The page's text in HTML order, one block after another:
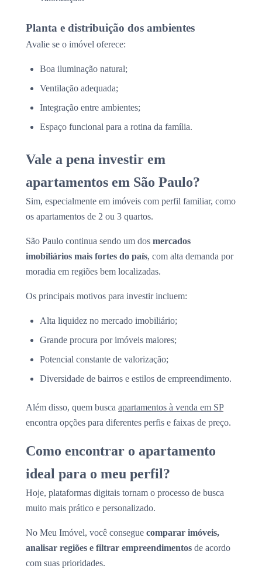
Planta e distribuição dos ambientes
Avalie se o imóvel oferece:
Boa iluminação natural;
Ventilação adequada;
Integração entre ambientes;
Espaço funcional para a rotina da família.
Vale a pena investir em
apartamentos em São Paulo?
Sim, especialmente em imóveis com perfil familiar, como
os apartamentos de 2 ou 3 quartos.
São Paulo continua sendo um dos mercados
imobiliários mais fortes do país, com alta demanda por
moradia em regiões bem localizadas.
Os principais motivos para investir incluem:
Alta liquidez no mercado imobiliário;
Grande procura por imóveis maiores;
Potencial constante de valorização;
Diversidade de bairros e estilos de empreendimento.
Além disso, quem busca apartamentos à venda em SP
encontra opções para diferentes perfis e faixas de preço.
Como encontrar o apartamento
ideal para o meu perfil?
Hoje, plataformas digitais tornam o processo de busca
muito mais prático e personalizado.
No Meu Imóvel, você consegue comparar imóveis,
analisar regiões e filtrar empreendimentos de acordo
com suas prioridades.